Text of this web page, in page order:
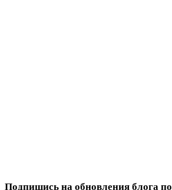
Подпишись на обновления блога по